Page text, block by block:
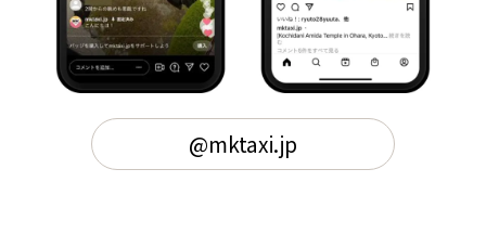
@mktaxi.jp